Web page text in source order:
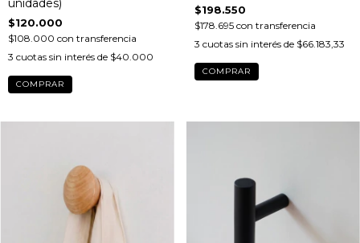
unidades)
$120.000
$108.000 con transferencia
3 cuotas sin interés de $40.000
COMPRAR
$198.550
$178.695 con transferencia
3 cuotas sin interés de $66.183,33